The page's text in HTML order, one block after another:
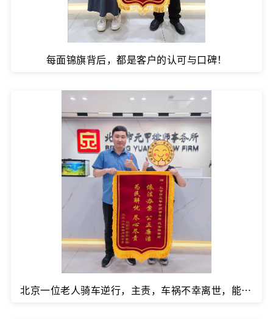
每面锦旗背后，都是客户的认可与口碑！
北京一位老人骑车逆行，主责，车祸不幸离世，能拿到多少赔偿款？